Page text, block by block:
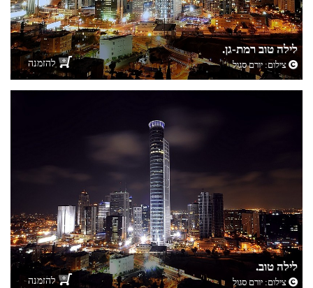
לילה טוב רמת-גן.
צילום: יורם סגול להזמנה
לילה טוב.
צילום: יורם סגול להזמנה